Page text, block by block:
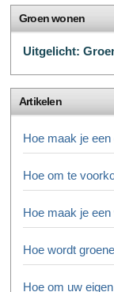
Groen wonen
Uitgelicht:
Artikelen
Hoe maak je
Hoe om te
Hoe maak je
Hoe wordt
Hoe om uw